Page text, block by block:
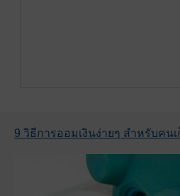
9 วิธีการออมเงินง่ายๆ สำหรับคนเ